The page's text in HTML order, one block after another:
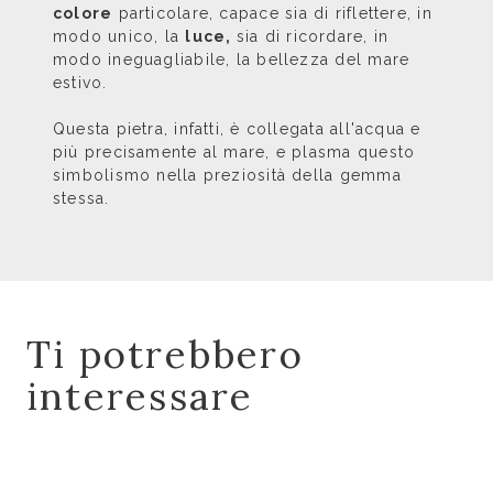
colore particolare, capace sia di riflettere, in
modo unico, la
luce, sia di ricordare, in
modo ineguagliabile, la bellezza del mare
estivo.
Questa pietra, infatti, è collegata all'acqua e
più precisamente al mare, e plasma questo
simbolismo nella preziosità della gemma
stessa.
Ti potrebbero
interessare